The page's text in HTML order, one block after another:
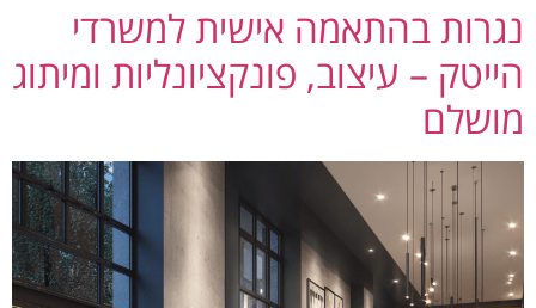
נגרות בהתאמה אישית למשרדי
הייטק – עיצוב, פונקציונליות ומיתוג
מושלם